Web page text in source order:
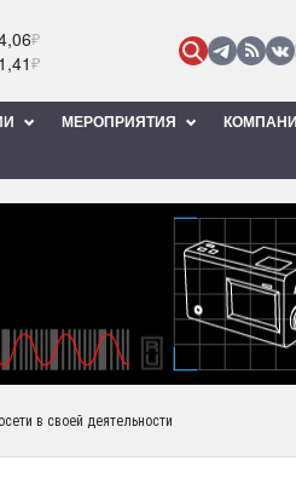
₽
₽
МЕРОПРИЯТИЯ
в своей деятельности